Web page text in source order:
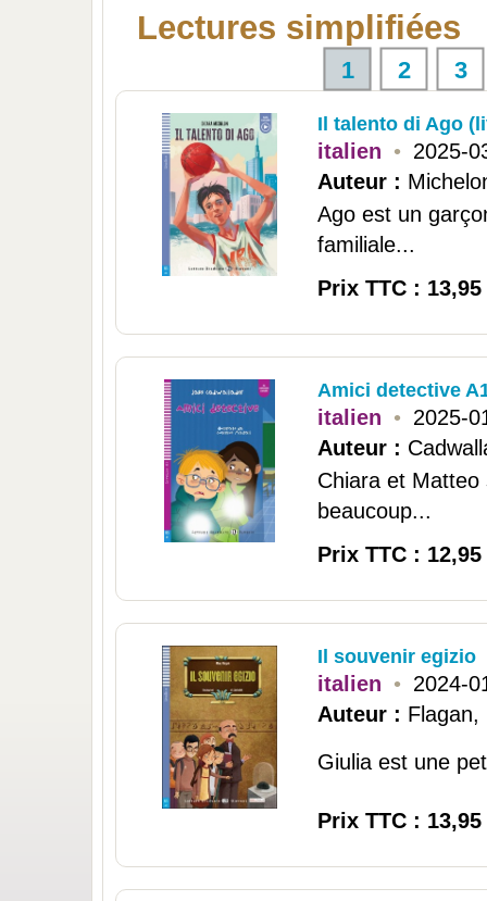
Lectures simplifiées
1 2 3
Il talento di Ago
italien • 2025-
Auteur :
Ago est un
familiale...
Prix TTC : 13,95
Amici detective
italien • 2025-
Auteur :
Chiara et
beaucoup...
Prix TTC : 12,95
Il souvenir egizio
italien • 2024-
Auteur : Flagan,
Giulia est une
Prix TTC : 13,95